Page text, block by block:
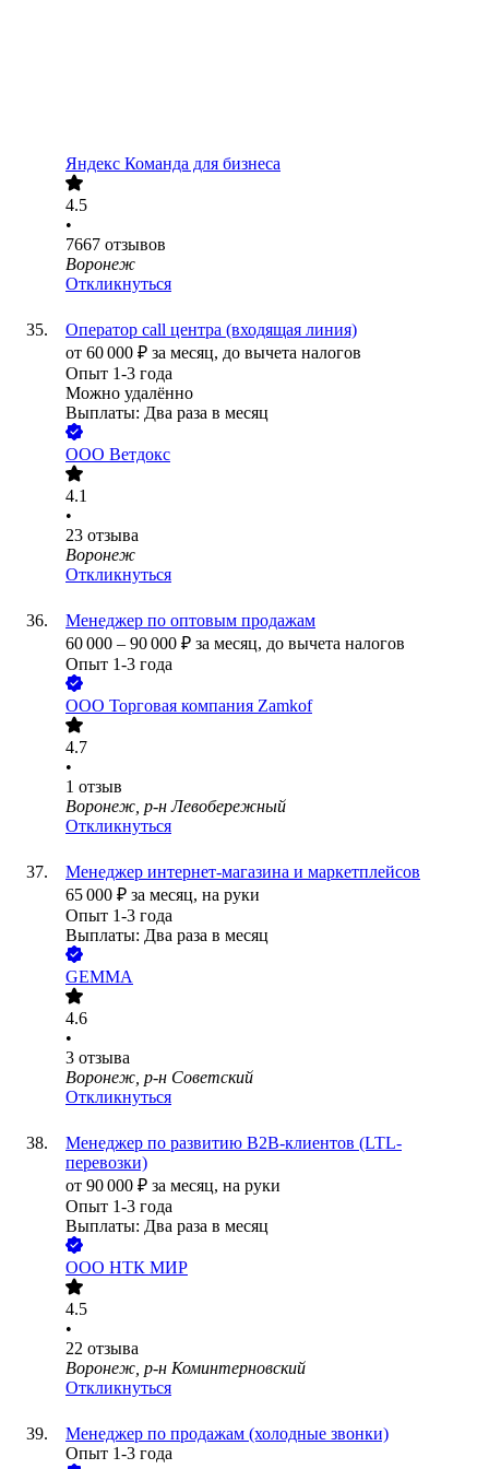
Яндекс Команда для бизнеса
4.5
•
7667 отзывов
Воронеж
Откликнуться
Оператор call центра (входящая линия)
от 60 000 ₽ за месяц, до вычета налогов
Опыт 1-3 года
Можно удалённо
Выплаты: Два раза в месяц
ООО Ветдокс
4.1
•
23 отзыва
Воронеж
Откликнуться
Менеджер по оптовым продажам
60 000 – 90 000 ₽ за месяц, до вычета налогов
Опыт 1-3 года
ООО Торговая компания Zamkof
4.7
•
1 отзыв
Воронеж, р-н Левобережный
Откликнуться
Менеджер интернет-магазина и маркетплейсов
65 000 ₽ за месяц, на руки
Опыт 1-3 года
Выплаты: Два раза в месяц
GEMMA
4.6
•
3 отзыва
Воронеж, р-н Советский
Откликнуться
Менеджер по развитию B2B-клиентов (LTL-
перевозки)
от 90 000 ₽ за месяц, на руки
Опыт 1-3 года
Выплаты: Два раза в месяц
ООО НТК МИР
4.5
•
22 отзыва
Воронеж, р-н Коминтерновский
Откликнуться
Менеджер по продажам (холодные звонки)
Опыт 1-3 года